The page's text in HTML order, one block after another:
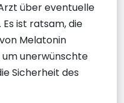
über eventuelle
ist ratsam, die
Melatonin
unerwünschte
Sicherheit des